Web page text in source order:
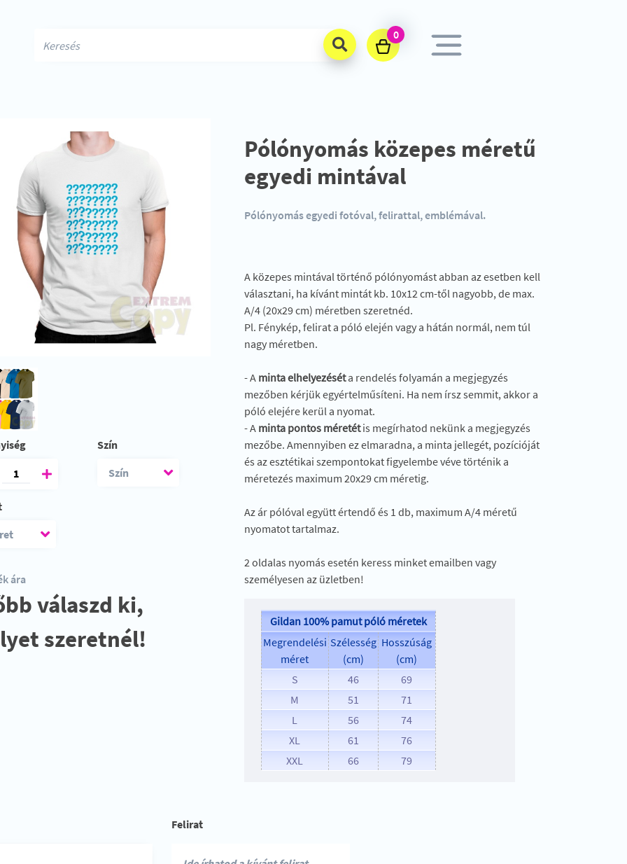
0
Szín
ára
válaszd ki,
szeretnél!
Pólónyomás közepes méretű
egyedi mintával
Pólónyomás egyedi fotóval, felirattal, emblémával.
A közepes mintával történő pólónyomást abban az esetben kell
választani, ha kívánt mintát kb. 10x12 cm-től nagyobb, de max.
A/4 (20x29 cm) méretben szeretnéd.
Pl. Fénykép, felirat a póló elején vagy a hátán normál, nem túl
nagy méretben.
- A minta elhelyezéséta rendelés folyamán a megjegyzés
mezőben kérjük egyértelműsíteni. Ha nem írsz semmit, akkor a
póló elejére kerül a nyomat.
- Aminta pontos méretétis megírhatod nekünk a megjegyzés
mezőbe. Amennyiben ez elmaradna, a minta jellegét, pozícióját
és az esztétikai szempontokat figyelembe véve történik a
méretezés maximum 20x29 cm méretig.
Az ár pólóval együtt értendő és 1 db, maximum A/4 méretű
nyomatot tartalmaz.
2 oldalas nyomás esetén keress minket emailben vagy
személyesen az üzletben!
Gildan 100% pamut póló méretek
Megrendelési
méret
Szélesség
(cm)
Hosszúság
(cm)
S
46
69
M
51
71
L
56
74
XL
61
76
XXL
66 79
Felirat